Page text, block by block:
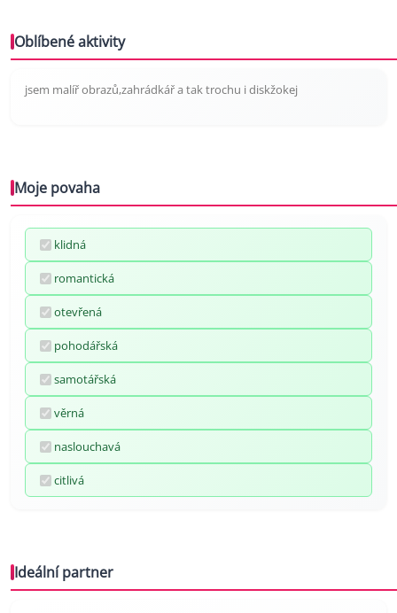
Oblíbené aktivity
jsem malíř obrazů,zahrádkář a tak trochu i diskžokej
Moje povaha
klidná
romantická
otevřená
pohodářská
samotářská
věrná
naslouchavá
citlivá
Ideální partner